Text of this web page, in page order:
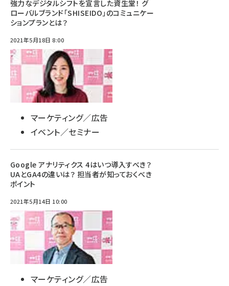
強力なデジタルシフトを宣言した資生堂！ グ
ローバルブランド「SHISEIDO」のコミュニケー
ションプランとは？
2021年5月18日 8:00
マーケティング／広告
イベント／セミナー
Google アナリティクス 4はいつ導入すべき？
UAとGA4の違いは？ 担当者が知っておくべき
ポイント
2021年5月14日 10:00
マーケティング／広告